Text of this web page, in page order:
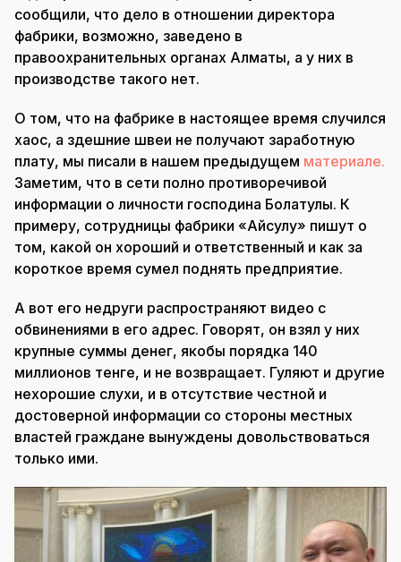
сообщили, что дело в отношении директора
фабрики, возможно, заведено в
правоохранительных органах Алматы, а у них в
производстве такого нет.
О том, что на фабрике в настоящее время случился
хаос, а здешние швеи не получают заработную
плату, мы писали в нашем предыдущем материале.
Заметим, что в сети полно противоречивой
информации о личности господина Болатулы. К
примеру, сотрудницы фабрики «Айсулу» пишут о
том, какой он хороший и ответственный и как за
короткое время сумел поднять предприятие.
А вот его недруги распространяют видео с
обвинениями в его адрес. Говорят, он взял у них
крупные суммы денег, якобы порядка 140
миллионов тенге, и не возвращает. Гуляют и другие
нехорошие слухи, и в отсутствие честной и
достоверной информации со стороны местных
властей граждане вынуждены довольствоваться
только ими.